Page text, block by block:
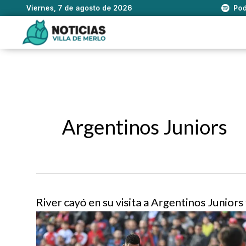
Viernes, 7 de agosto de 2026
contenido
Argentinos Juniors
River cayó en su visita a Argentinos